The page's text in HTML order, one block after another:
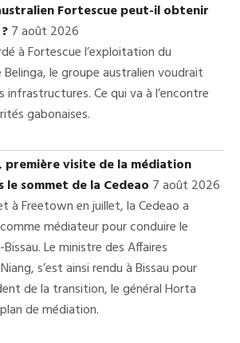
Fortescue peut-il obtenir
7 août 2026
à Fortescue l’exploitation du
le groupe australien voudrait
infrastructures. Ce qui va à l’encontre
gabonaises.
première visite de la médiation
le sommet de la Cedeao 7 août 2026
à Freetown en juillet, la Cedeao a
médiateur pour conduire le
Le ministre des Affaires
s’est ainsi rendu à Bissau pour
de la transition, le général Horta
de médiation.